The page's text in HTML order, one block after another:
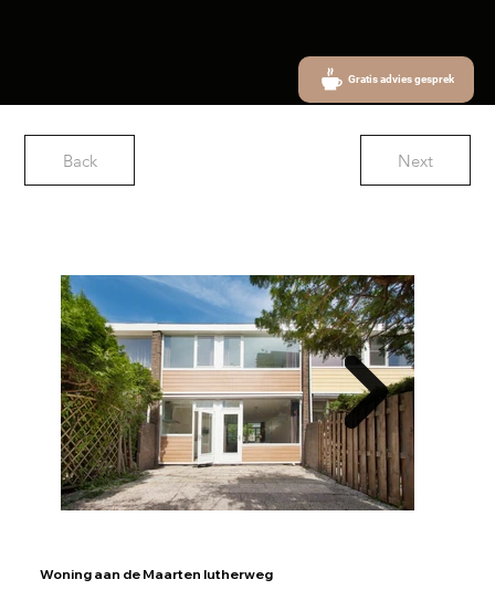
Gratis advies gesprek
Back Next
Woning aan de Maarten lutherweg